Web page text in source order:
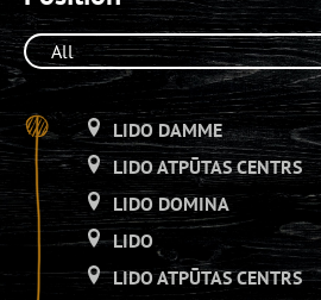
LIDO DAMME
LIDO ATPŪTAS CENTRS
LIDO DOMINA
LIDO
LIDO ATPŪTAS CENTRS